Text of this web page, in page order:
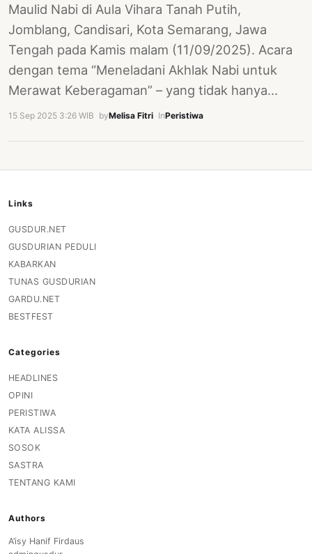
Maulid Nabi di Aula Vihara Tanah Putih,
Jomblang, Candisari, Kota Semarang, Jawa
Tengah pada Kamis malam (11/09/2025). Acara
dengan tema “Meneladani Akhlak Nabi untuk
Merawat Keberagaman” – yang tidak hanya…
15 Sep 2025 3:26 WIB byMelisa Fitri InPeristiwa
Links
GUSDUR.NET
GUSDURIAN PEDULI
KABARKAN
TUNAS GUSDURIAN
GARDU.NET
BESTFEST
Categories
HEADLINES
OPINI
PERISTIWA
KATA ALISSA
SOSOK
SASTRA
TENTANG KAMI
Authors
A’isy Hanif Firdaus